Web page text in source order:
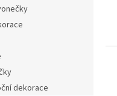
dekorace